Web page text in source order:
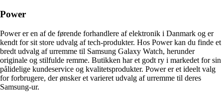
Power
Power er en af de førende forhandlere af elektronik i Danmark og er
kendt for sit store udvalg af tech-produkter. Hos Power kan du finde et
bredt udvalg af urremme til Samsung Galaxy Watch, herunder
originale og stilfulde remme. Butikken har et godt ry i markedet for sin
pålidelige kundeservice og kvalitetsprodukter. Power er et ideelt valg
for forbrugere, der ønsker et varieret udvalg af urremme til deres
Samsung-ur.